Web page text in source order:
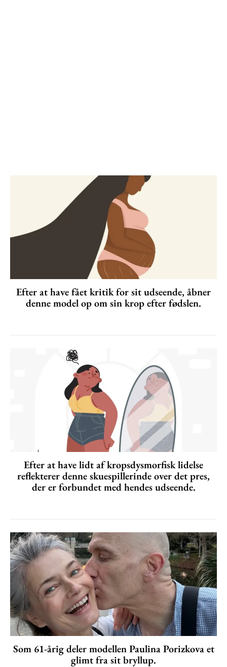
Efter at have fået kritik for sit udseende, åbner
denne model op om sin krop efter fødslen.
Efter at have lidt af kropsdysmorfisk lidelse
reflekterer denne skuespillerinde over det pres,
der er forbundet med hendes udseende.
Som 61-årig deler modellen Paulina Porizkova et
glimt fra sit bryllup.